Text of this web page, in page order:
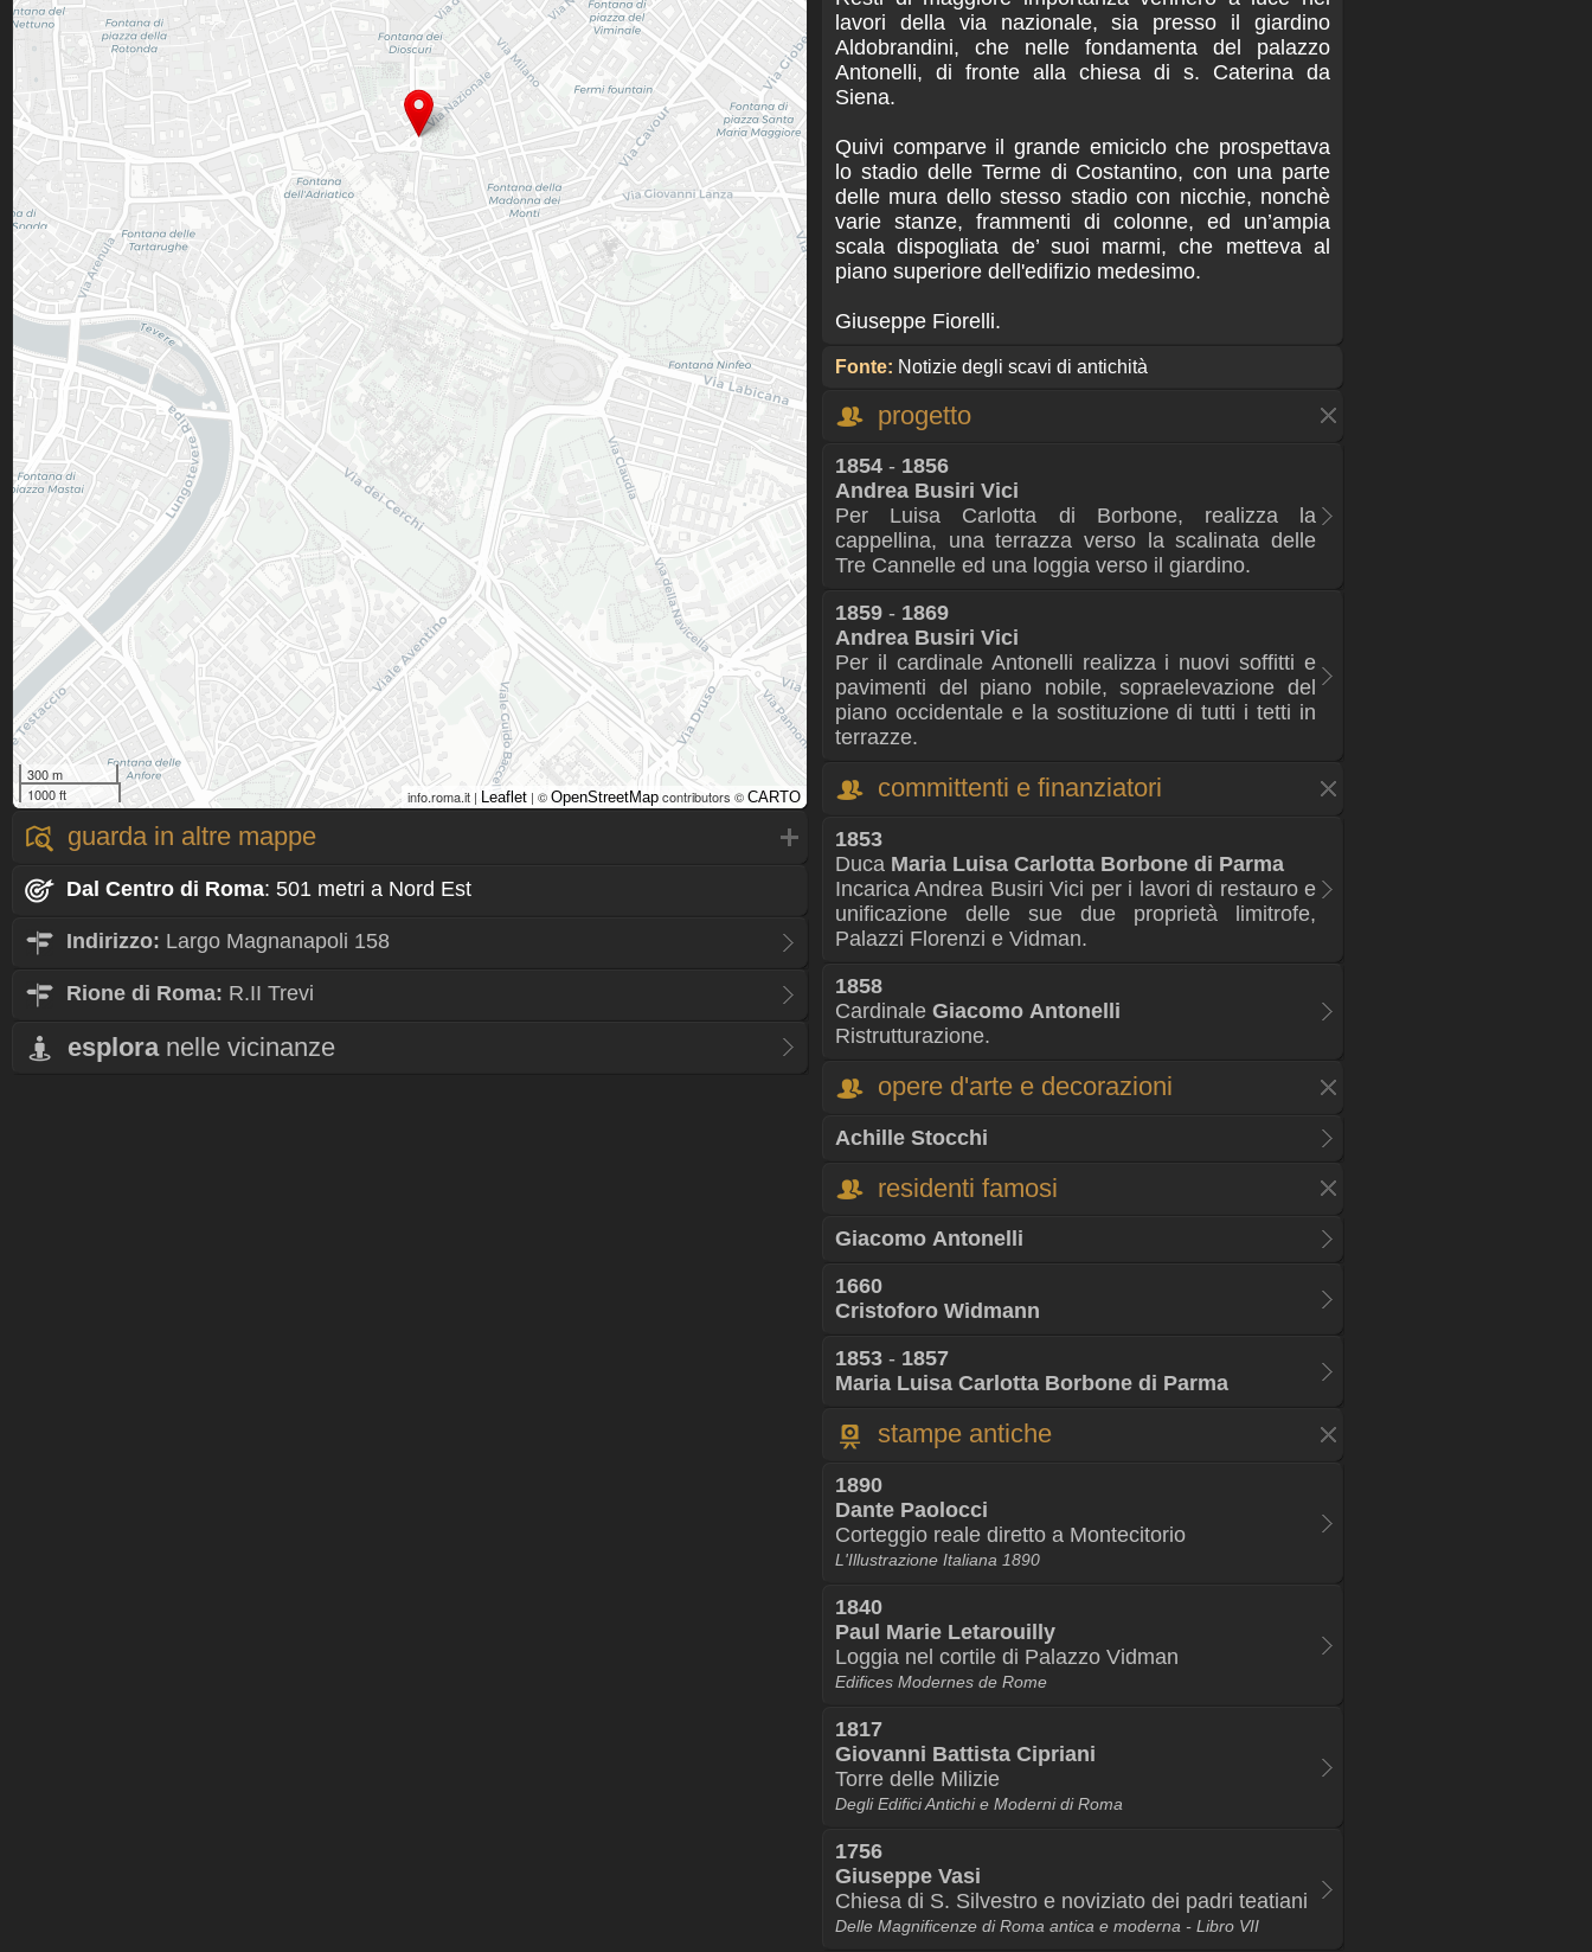
300 m
1000 ft
info.roma.it | Leaflet | © OpenStreetMap contributors © CARTO
guarda in altre mappe
Dal Centro di Roma: 501 metri a Nord Est
Indirizzo: Largo Magnanapoli 158
Rione di Roma: R.II Trevi
esplora nelle vicinanze
lavori della via nazionale, sia presso il giardino
Aldobrandini, che nelle fondamenta del palazzo
Antonelli, di fronte alla chiesa di s. Caterina da
Siena.
Quivi comparve il grande emiciclo che prospettava
lo stadio delle Terme di Costantino, con una parte
delle mura dello stesso stadio con nicchie, nonchè
varie stanze, frammenti di colonne, ed un’ampia
scala dispogliata de’ suoi marmi, che metteva al
piano superiore dell'edifizio medesimo.
Giuseppe Fiorelli.
Fonte: Notizie degli scavi di antichità
progetto
1854 - 1856
Andrea Busiri Vici
Per Luisa Carlotta di Borbone, realizza la
cappellina, una terrazza verso la scalinata delle
Tre Cannelle ed una loggia verso il giardino.
1859 - 1869
Andrea Busiri Vici
Per il cardinale Antonelli realizza i nuovi soffitti e
pavimenti del piano nobile, sopraelevazione del
piano occidentale e la sostituzione di tutti i tetti in
terrazze.
committenti e finanziatori
1853
Duca Maria Luisa Carlotta Borbone di Parma
Incarica Andrea Busiri Vici per i lavori di restauro e
unificazione delle sue due proprietà limitrofe,
Palazzi Florenzi e Vidman.
1858
Cardinale Giacomo Antonelli
Ristrutturazione.
opere d'arte e decorazioni
Achille Stocchi
residenti famosi
Giacomo Antonelli
1660
Cristoforo Widmann
1853 - 1857
Maria Luisa Carlotta Borbone di Parma
stampe antiche
1890
Dante Paolocci
Corteggio reale diretto a Montecitorio
L'Illustrazione Italiana 1890
1840
Paul Marie Letarouilly
Loggia nel cortile di Palazzo Vidman
Edifices Modernes de Rome
1817
Giovanni Battista Cipriani
Torre delle Milizie
Degli Edifici Antichi e Moderni di Roma
1756
Giuseppe Vasi
Chiesa di S. Silvestro e noviziato dei padri teatiani
Delle Magnificenze di Roma antica e moderna - Libro VII